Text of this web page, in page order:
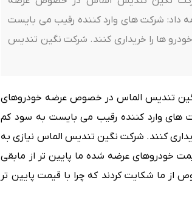
داد: شرکت های وارد کننده رقیب می بایست
ها را خریداری کنند. شرکت نگین تندیس
تندیس الماس در خصوص عرضه خودروهای
های وارد کننده رقیب می بایست به سود کم
کنند. شرکت نگین تندیس الماس نیازی به
خودروهای عرضه شده ما پایین تر از مابقی
ما شکایت کردند که چرا با قیمت پایین تر